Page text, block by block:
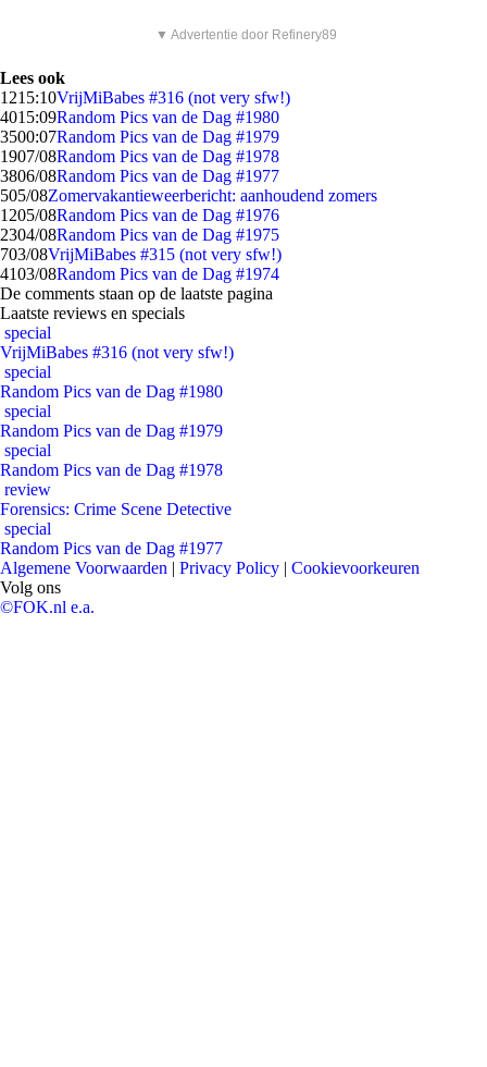
▼ Advertentie door Refinery89
Lees ook
1215:10VrijMiBabes #316 (not very sfw!)
4015:09Random Pics van de Dag #1980
3500:07Random Pics van de Dag #1979
1907/08Random Pics van de Dag #1978
3806/08Random Pics van de Dag #1977
505/08Zomervakantieweerbericht: aanhoudend zomers
1205/08Random Pics van de Dag #1976
2304/08Random Pics van de Dag #1975
703/08VrijMiBabes #315 (not very sfw!)
4103/08Random Pics van de Dag #1974
De comments staan op de laatste pagina
Laatste reviews en specials
special
VrijMiBabes #316 (not very sfw!)
special
Random Pics van de Dag #1980
special
Random Pics van de Dag #1979
special
Random Pics van de Dag #1978
review
Forensics: Crime Scene Detective
special
Random Pics van de Dag #1977
Algemene Voorwaarden | Privacy Policy | Cookievoorkeuren
Volg ons
©FOK.nl e.a.